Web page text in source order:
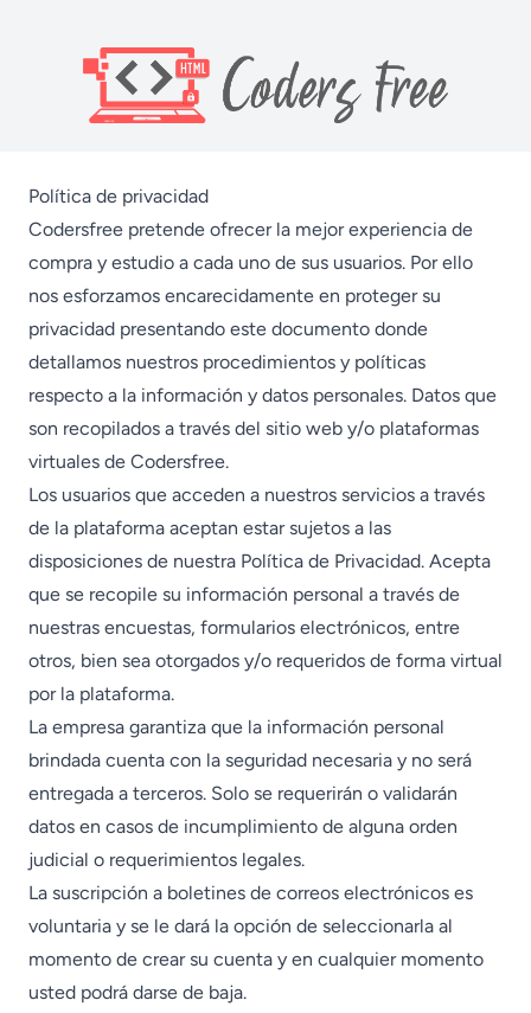
Política de privacidad
Codersfree pretende ofrecer la mejor experiencia de
compra y estudio a cada uno de sus usuarios. Por ello
nos esforzamos encarecidamente en proteger su
privacidad presentando este documento donde
detallamos nuestros procedimientos y políticas
respecto a la información y datos personales. Datos que
son recopilados a través del sitio web y/o plataformas
virtuales de Codersfree.
Los usuarios que acceden a nuestros servicios a través
de la plataforma aceptan estar sujetos a las
disposiciones de nuestra Política de Privacidad. Acepta
que se recopile su información personal a través de
nuestras encuestas, formularios electrónicos, entre
otros, bien sea otorgados y/o requeridos de forma virtual
por la plataforma.
La empresa garantiza que la información personal
brindada cuenta con la seguridad necesaria y no será
entregada a terceros. Solo se requerirán o validarán
datos en casos de incumplimiento de alguna orden
judicial o requerimientos legales.
La suscripción a boletines de correos electrónicos es
voluntaria y se le dará la opción de seleccionarla al
momento de crear su cuenta y en cualquier momento
usted podrá darse de baja.